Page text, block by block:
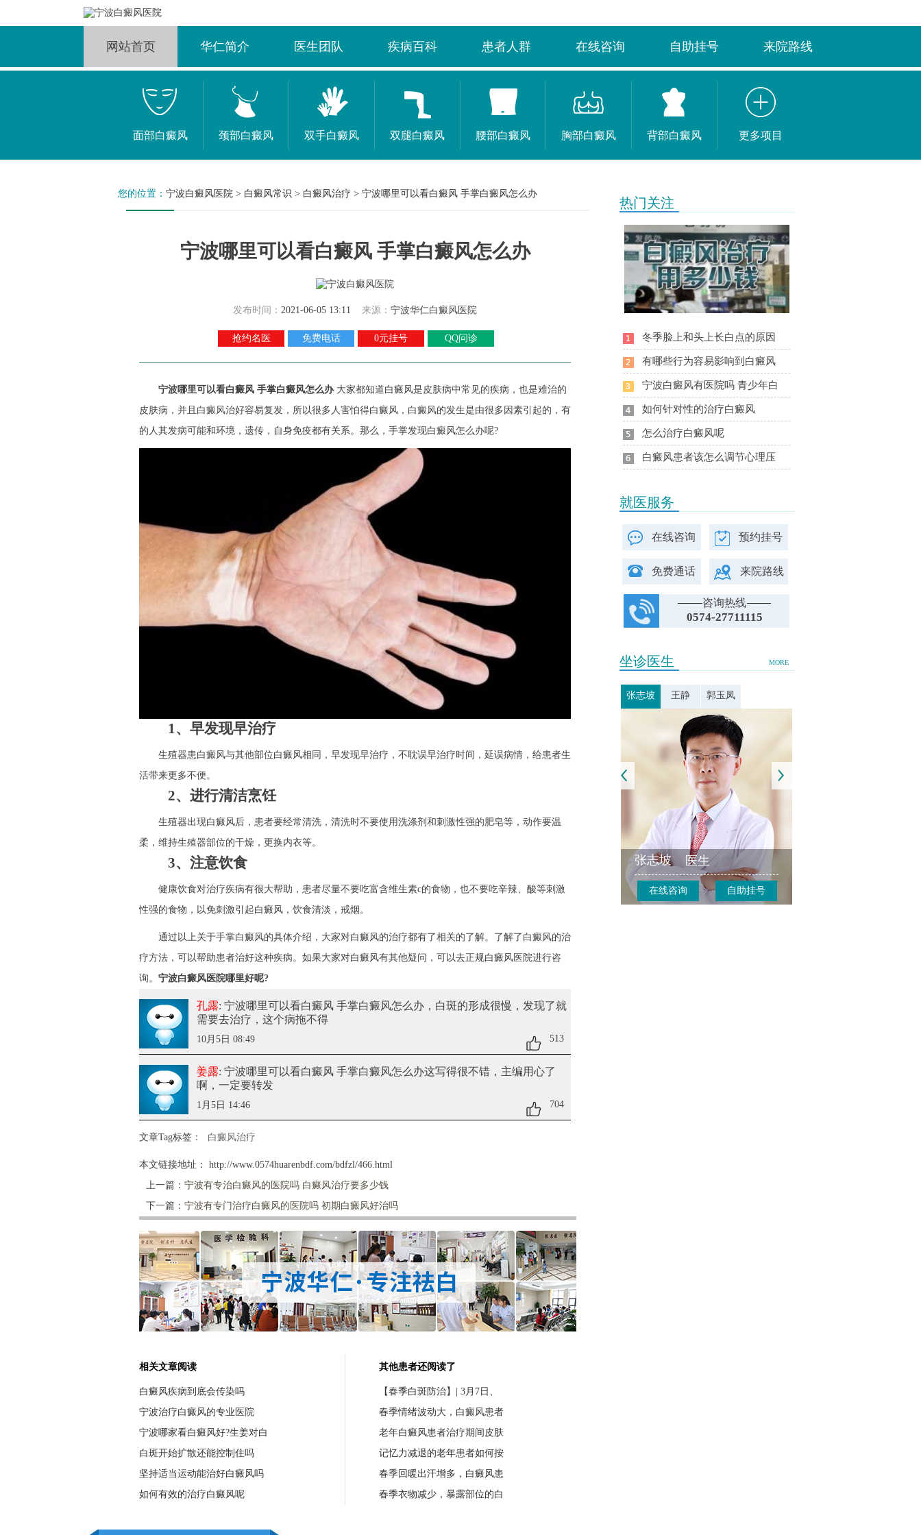
网站首页 华仁简介 医生团队 疾病百科 患者人群 在线咨询 自助挂号 来院路线
面部白癜风 颈部白癜风 双手白癜风 双腿白癜风 腰部白癜风 胸部白癜风 背部白癜风 更多项目
您的位置： 宁波白癜风医院 > 白癜风常识 > 白癜风治疗 > 宁波哪里可以看白癜风 手掌白癜风怎么办
宁波哪里可以看白癜风 手掌白癜风怎么办
发布时间： 2021-06-05 13:11 来源： 宁波华仁白癜风医院
抢约名医 免费电话 0元挂号 QQ问诊
宁波哪里可以看白癜风 手掌白癜风怎么办大家都知道白癜风是皮肤病中常见的疾病，也是难治的
皮肤病，并且白癜风治好容易复发，所以很多人害怕得白癜风，白癜风的发生是由很多因素引起的，有
的人其发病可能和环境，遗传，自身免疫都有关系。那么，手掌发现白癜风怎么办呢?
1、早发现早治疗
生殖器患白癜风与其他部位白癜风相同，早发现早治疗，不耽误早治疗时间，延误病情，给患者生
活带来更多不便。
2、进行清洁烹饪
生殖器出现白癜风后，患者要经常清洗，清洗时不要使用洗涤剂和刺激性强的肥皂等，动作要温
柔，维持生殖器部位的干燥，更换内衣等。
3、注意饮食
健康饮食对治疗疾病有很大帮助，患者尽量不要吃富含维生素c的食物，也不要吃辛辣、酸等刺激
性强的食物，以免刺激引起白癜风，饮食清淡，戒烟。
通过以上关于手掌白癜风的具体介绍，大家对白癜风的治疗都有了相关的了解。了解了白癜风的治
疗方法，可以帮助患者治好这种疾病。如果大家对白癜风有其他疑问，可以去正规白癜风医院进行咨
询。 宁波白癜风医院哪里好呢?
孔露: 宁波哪里可以看白癜风 手掌白癜风怎么办，白斑的形成很慢，发现了就
需要去治疗，这个病拖不得
10月5日 08:49 513
姜露: 宁波哪里可以看白癜风 手掌白癜风怎么办这写得很不错，主编用心了
啊，一定要转发
1月5日 14:46 704
文章Tag标签： 白癜风治疗
本文链接地址：
http://www.0574huarenbdf.com/bdfzl/466.html
上一篇： 宁波有专治白癜风的医院吗 白癜风治疗要多少钱
下一篇： 宁波有专门治疗白癜风的医院吗 初期白癜风好治吗
相关文章阅读
白癜风疾病到底会传染吗
宁波治疗白癜风的专业医院
宁波哪家看白癜风好?生姜对白
白斑开始扩散还能控制住吗
坚持适当运动能治好白癜风吗
如何有效的治疗白癜风呢
其他患者还阅读了
【春季白斑防治】| 3月7日、
春季情绪波动大，白癜风患者
老年白癜风患者治疗期间皮肤
记忆力减退的老年患者如何按
春季回暖出汗增多，白癜风患
春季衣物减少，暴露部位的白
热门关注
冬季脸上和头上长白点的原因
有哪些行为容易影响到白癜风
宁波白癜风有医院吗 青少年白
如何针对性的治疗白癜风
怎么治疗白癜风呢
白癜风患者该怎么调节心理压
就医服务
在线咨询 预约挂号
免费通话 来院路线
咨询热线
0574-27711115
MORE
坐诊医生
张志坡 王静 郭玉凤
张志坡 医生
在线咨询 自助挂号